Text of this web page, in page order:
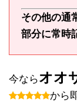
その他の通
部分に常時
今ならオオ
から